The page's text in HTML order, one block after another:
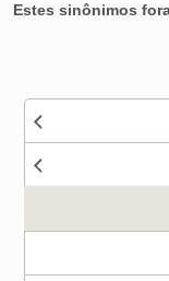
Estes sinônimos
Nenhum dos